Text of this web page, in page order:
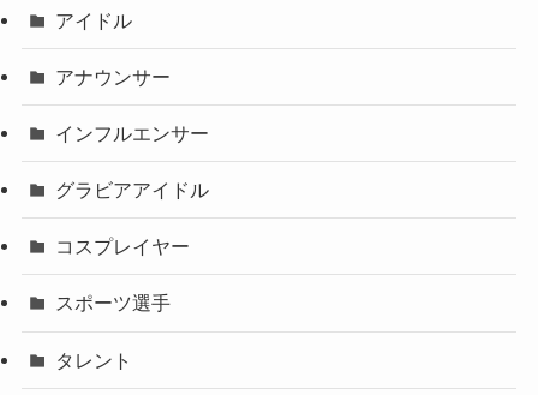
アイドル
アナウンサー
インフルエンサー
グラビアアイドル
コスプレイヤー
スポーツ選手
タレント